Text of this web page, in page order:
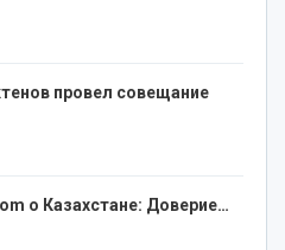
провел совещание
о Казахстане: Доверие…